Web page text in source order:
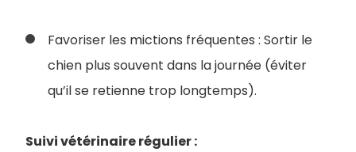
Favoriser les mictions fréquentes : Sortir le
chien plus souvent dans la journée (éviter
qu’il se retienne trop longtemps).
Suivi vétérinaire régulier :